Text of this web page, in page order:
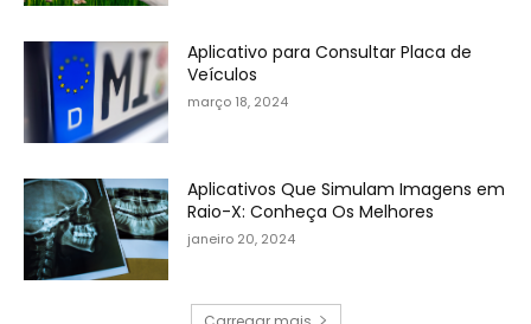
Aplicativo para Consultar Placa de
Veículos
março 18, 2024
Aplicativos Que Simulam Imagens em
Raio-X: Conheça Os Melhores
janeiro 20, 2024